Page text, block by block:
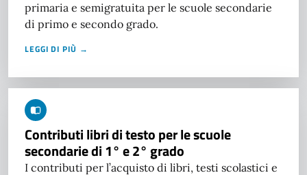
primaria e semigratuita per le scuole secondarie
di primo e secondo grado.
LEGGI DI PIÙ →
Contributi libri di testo per le scuole
secondarie di 1° e 2° grado
I contributi per l’acquisto di libri, testi scolastici e